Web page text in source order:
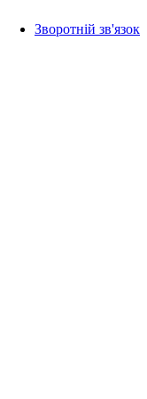
Зворотній зв'язок